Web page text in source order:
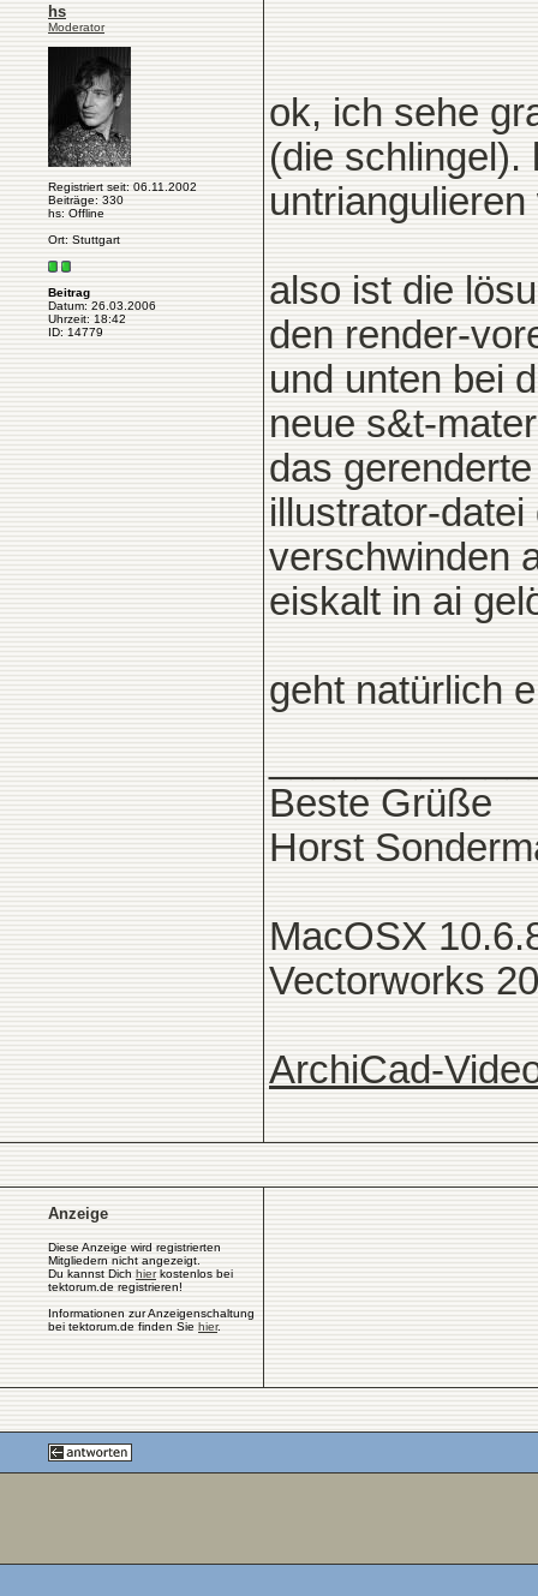
hs
Moderator
Registriert seit: 06.11.2002
Beiträge: 330
hs: Offline
Ort: Stuttgart
Beitrag
Datum: 26.03.2006
Uhrzeit: 18:42
ID: 14779
ok, ich sehe
(die schlingel).
untriangulieren
also ist die
den render-
und unten bei
neue s&t-
das
illustrator-
verschwinden
eiskalt in ai
geht natürlich
Beste Grüße
Horst
MacOSX
Vectorworks
ArchiCad-
Anzeige
Diese Anzeige wird registrierten
Mitgliedern nicht angezeigt.
Du kannst Dich hierkostenlos bei
tektorum.de registrieren!
Informationen zur Anzeigenschaltung
bei tektorum.de finden Sie hier.